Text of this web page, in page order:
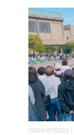
2026年07月02日 |